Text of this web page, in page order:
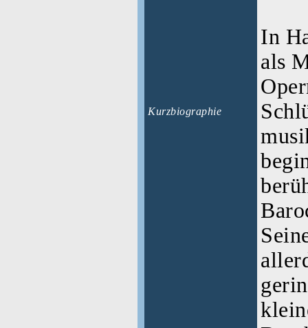
Kurzbiographie
In
als